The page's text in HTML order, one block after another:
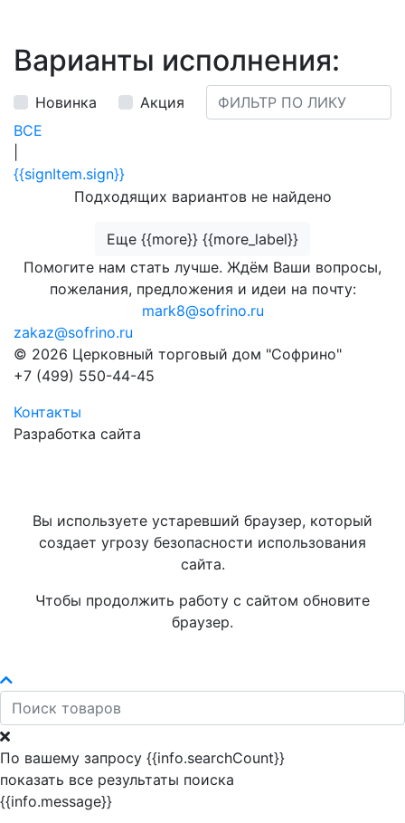
Варианты исполнения:
Новинка
Акция
ВСЕ
{{signItem.sign}}
Подходящих вариантов не найдено
Еще {{more}} {{more_label}}
Помогите нам стать лучше. Ждём Ваши вопросы,
пожелания, предложения и идеи на почту:
mark8@sofrino.ru
zakaz@sofrino.ru
© 2026 Церковный торговый дом "Софрино"
+7 (499) 550-44-45
Контакты
Разработка сайта
Вы используете устаревший браузер, который
создает угрозу безопасности использования
сайта.
Чтобы продолжить работу с сайтом обновите
браузер.
По вашему запросу {{info.searchCount}}
показать все результаты поиска
{{info.message}}